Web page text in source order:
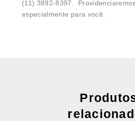
(11) 3892-8397.
especialmente para você.